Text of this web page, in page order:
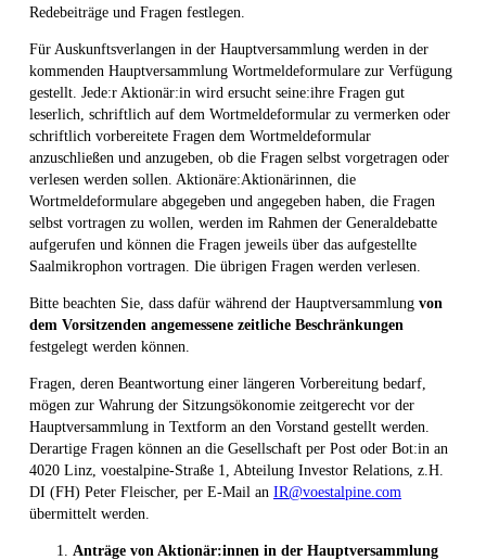
Redebeiträge und Fragen festlegen.
Für Auskunftsverlangen in der Hauptversammlung werden in der
kommenden Hauptversammlung Wortmeldeformulare zur Verfügung
gestellt. Jede:r Aktionär:in wird ersucht seine:ihre Fragen gut
leserlich, schriftlich auf dem Wortmeldeformular zu vermerken oder
schriftlich vorbereitete Fragen dem Wortmeldeformular
anzuschließen und anzugeben, ob die Fragen selbst vorgetragen oder
verlesen werden sollen. Aktionäre:Aktionärinnen, die
Wortmeldeformulare abgegeben und angegeben haben, die Fragen
selbst vortragen zu wollen, werden im Rahmen der Generaldebatte
aufgerufen und können die Fragen jeweils über das aufgestellte
Saalmikrophon vortragen. Die übrigen Fragen werden verlesen.
Bitte beachten Sie, dass dafür während der Hauptversammlung von
dem Vorsitzenden angemessene zeitliche Beschränkungen
festgelegt werden können.
Fragen, deren Beantwortung einer längeren Vorbereitung bedarf,
mögen zur Wahrung der Sitzungsökonomie zeitgerecht vor der
Hauptversammlung in Textform an den Vorstand gestellt werden.
Derartige Fragen können an die Gesellschaft per Post oder Bot:in an
4020 Linz, voestalpine-Straße 1, Abteilung Investor Relations, z.H.
DI (FH) Peter Fleischer, per E-Mail an IR@voestalpine.com
übermittelt werden.
Anträge von Aktionär:innen in der Hauptversammlung